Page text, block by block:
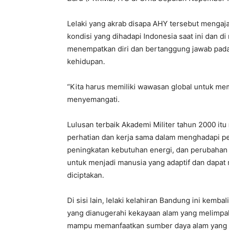
Lelaki yang akrab disapa AHY tersebut
kondisi yang dihadapi Indonesia saat ini dan
menempatkan diri dan bertanggung jawab
kehidupan.
“Kita harus memiliki wawasan global untuk
menyemangati.
Lulusan terbaik Akademi Militer tahun 2000
perhatian dan kerja sama dalam menghadapi
peningkatan kebutuhan energi, dan
untuk menjadi manusia yang adaptif dan
diciptakan.
Di sisi lain, lelaki kelahiran Bandung ini
yang dianugerahi kekayaan alam yang
mampu memanfaatkan sumber daya alam